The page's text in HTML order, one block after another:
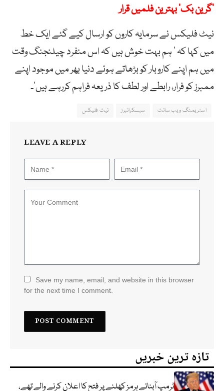
’گرین بک‘ بہترین فلمیں قرار
نیٹ فلیکس نے سرمایہ کاروں کو ارسال کیے گئے ایک خط
میں کہا کہ ‘ ہم بہت خوش ہیں کہ اس منفرد چیلنجنگ وقت
میں ہم اپنے کاروبار کو بڑھاتے ہوئے دنیا بھر میں موجود اپنے
ممبرز کو فرار، رابطے اور لطف کا ذریعہ فراہم کررہے ہیں’۔
اسٹریمنگ ویب سائٹ سبسکرائبرز نیٹ فلیکس
LEAVE A REPLY
Save my name, email, and website in this browser
for the next time I comment.
تازہ ترین خبریں
ٹرمپ آبنائے ہرمز کھلنے پر فتح کا اعلان کرنے والے تھے،